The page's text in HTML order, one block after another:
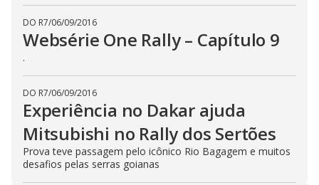
DO R7/06/09/2016
Websérie One Rally – Capítulo 9
.
DO R7/06/09/2016
Experiência no Dakar ajuda
Mitsubishi no Rally dos Sertões
Prova teve passagem pelo icônico Rio Bagagem e muitos
desafios pelas serras goianas